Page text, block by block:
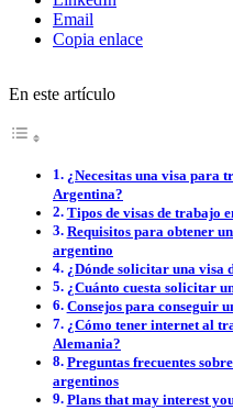
Email
Copia enlace
En este artículo
¿Necesitas una visa para
Argentina?
Tipos de visas de trabajo
Requisitos para obtener
argentino
¿Dónde solicitar una visa
¿Cuánto cuesta solicitar
Consejos para conseguir
¿Cómo tener internet al
Alemania?
Preguntas frecuentes
argentinos
Plans that may interest